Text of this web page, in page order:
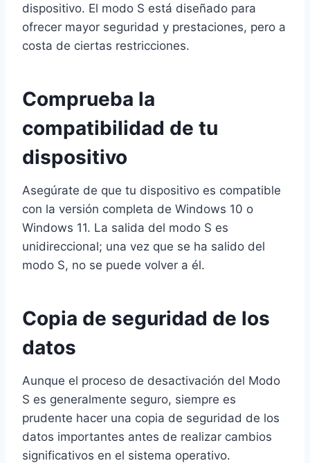
dispositivo. El modo S está diseñado para
ofrecer mayor seguridad y prestaciones, pero a
costa de ciertas restricciones.
Comprueba la
compatibilidad de tu
dispositivo
Asegúrate de que tu dispositivo es compatible
con la versión completa de Windows 10 o
Windows 11. La salida del modo S es
unidireccional; una vez que se ha salido del
modo S, no se puede volver a él.
Copia de seguridad de los
datos
Aunque el proceso de desactivación del Modo
S es generalmente seguro, siempre es
prudente hacer una copia de seguridad de los
datos importantes antes de realizar cambios
significativos en el sistema operativo.